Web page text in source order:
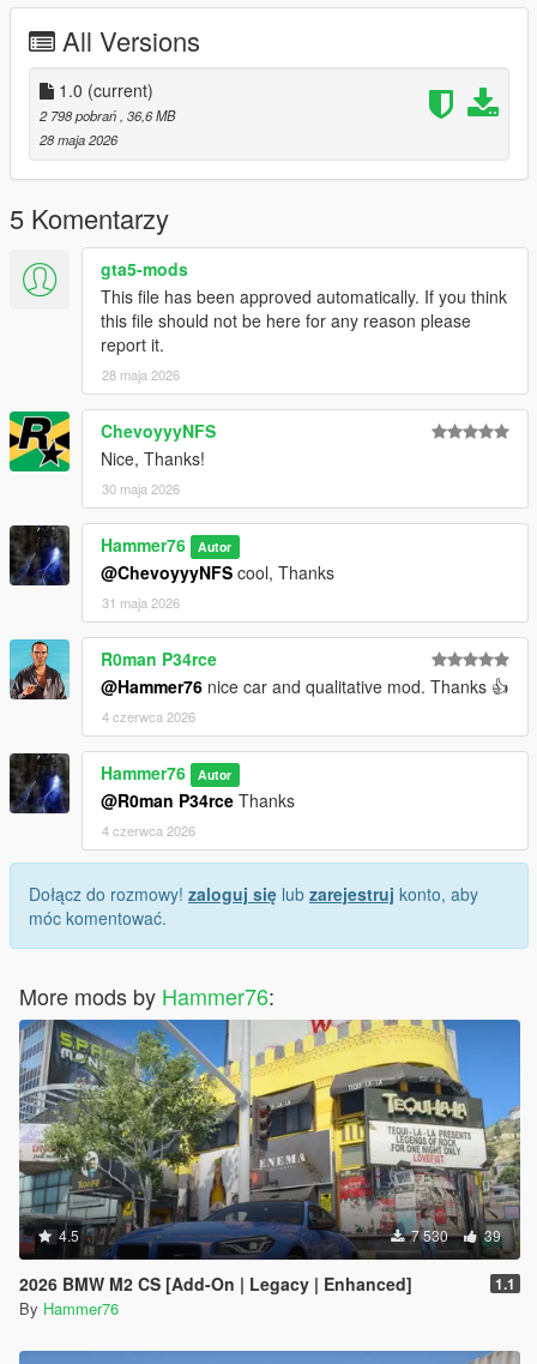
Then scroll to the bottom and hit Enter to add a empty space.
Add the line dlcpacks:/zagato/
to the dlclist and save then exit.
SPAWN: zagato
All Versions
1.0 (current)
2 798 pobrań , 36,6 MB
28 maja 2026
5 Komentarzy
gta5-mods
This file has been approved automatically. If you think
this file should not be here for any reason please
report it.
28 maja 2026
ChevoyyyNFS
Nice, Thanks!
30 maja 2026
Hammer76 Autor
@ChevoyyyNFS cool, Thanks
31 maja 2026
R0man P34rce
@Hammer76 nice car and qualitative mod. Thanks 👍
4 czerwca 2026
Hammer76 Autor
@R0man P34rce Thanks
4 czerwca 2026
Dołącz do rozmowy! zaloguj się lub zarejestruj konto, aby
móc komentować.
More mods by Hammer76:
4.5 7 530 39
2026 BMW M2 CS [Add-On | Legacy | Enhanced] 1.1
By Hammer76